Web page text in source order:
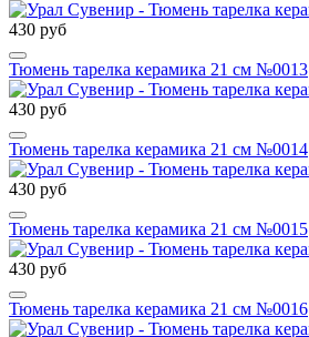
430 руб
Тюмень тарелка керамика 21 см №0013
430 руб
Тюмень тарелка керамика 21 см №0014
430 руб
Тюмень тарелка керамика 21 см №0015
430 руб
Тюмень тарелка керамика 21 см №0016